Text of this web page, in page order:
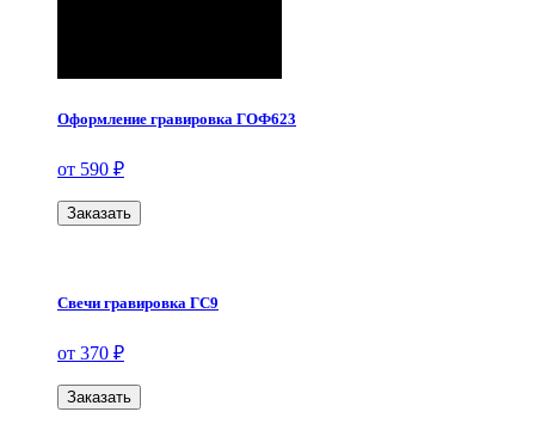
Оформление гравировка ГОФ623
от 590 ₽
Заказать
Свечи гравировка ГС9
от 370 ₽
Заказать